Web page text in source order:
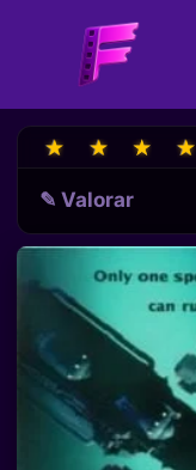
★
★ ★
★ ★
★ ★
★
✎ Valorar